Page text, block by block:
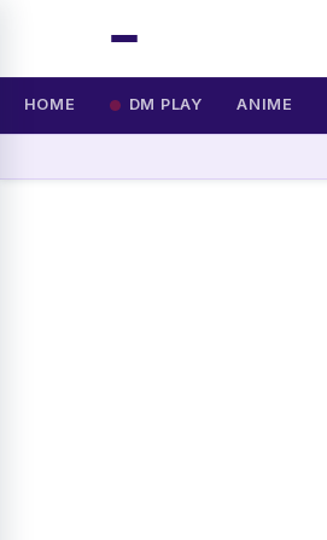
HOME DM PLAY ANIME